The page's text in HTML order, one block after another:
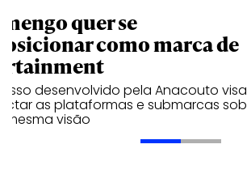
quer se
como marca de
desenvolvido pela Anacouto visa
as plataformas e submarcas sob
mesma visão